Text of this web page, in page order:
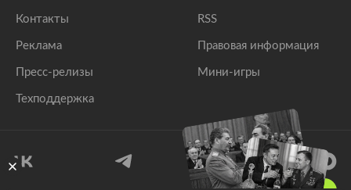
Контакты
Реклама
Пресс-релизы
Техподдержка
RSS
Правовая информация
Мини-игры